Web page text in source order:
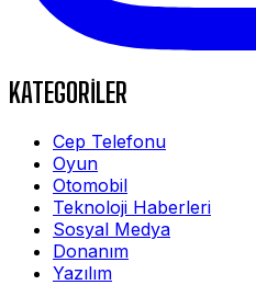
KATEGORİLER
Cep Telefonu
Oyun
Otomobil
Teknoloji Haberleri
Sosyal Medya
Donanım
Yazılım